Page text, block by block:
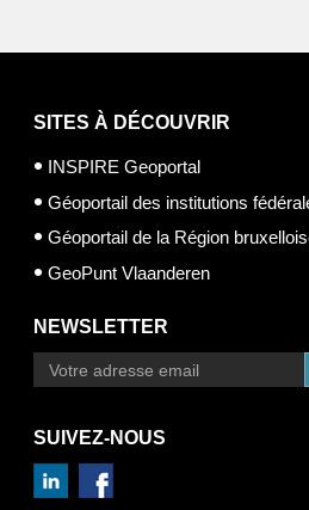
SITES À DÉCOUVRIR
INSPIRE Geoportal
Géoportail des institutions
Géoportail de la Région
GeoPunt Vlaanderen
NEWSLETTER
SUIVEZ-NOUS